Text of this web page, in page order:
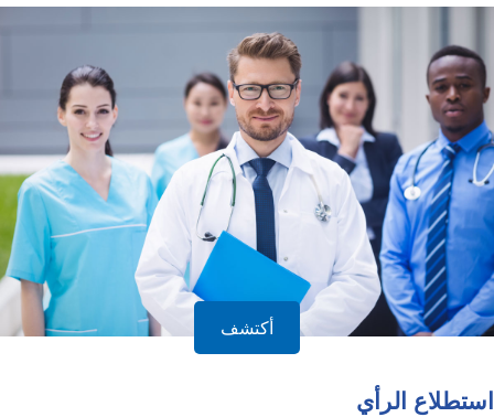
أكتشف
استطلاع الرأي